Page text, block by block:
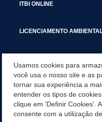
ITBI ONLINE
LICENCIAMENTO
SERVIÇOS
SERVIÇOS DO
Usamos cookies para
você usa o nosso site e as
tornar sua experiência a
entender os tipos de
clique em 'Definir Cookies'.
consente com a utilização